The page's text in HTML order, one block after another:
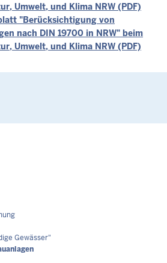
Umwelt, und Klima NRW (PDF)
"Berücksichtigung von
nach DIN 19700 in NRW" beim
Umwelt, und Klima NRW (PDF)
Gewässer"